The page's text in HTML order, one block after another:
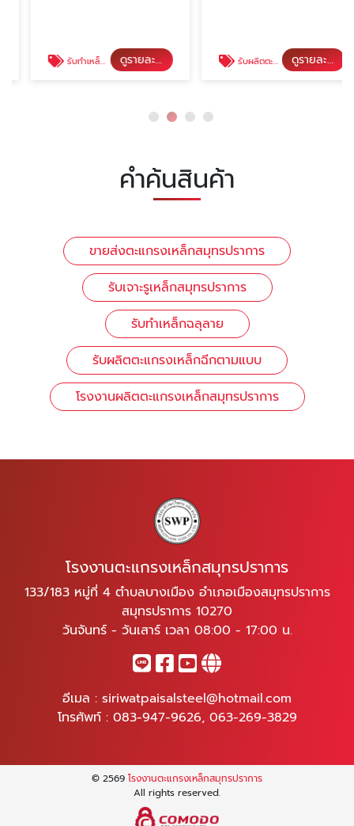
รับทำเหล็กฉลุลาย ดูรายละเอียด รับผลิตตะแกรงเหล็กฉีกตามแบบ ดูรายละเอียด
คำค้นสินค้า
ขายส่งตะแกรงเหล็กสมุทรปราการ
รับเจาะรูเหล็กสมุทรปราการ
รับทำเหล็กฉลุลาย
รับผลิตตะแกรงเหล็กฉีกตามแบบ
โรงงานผลิตตะแกรงเหล็กสมุทรปราการ
โรงงานตะแกรงเหล็กสมุทรปราการ
133/183 หมู่ที่ 4 ตำบลบางเมือง อำเภอเมืองสมุทรปราการ
สมุทรปราการ 10270
วันจันทร์ - วันเสาร์ เวลา 08:00 - 17:00 น.
อีเมล : siriwatpaisalsteel@hotmail.com
โทรศัพท์ : 083-947-9626, 063-269-3829
© 2569 โรงงานตะแกรงเหล็กสมุทรปราการ
All rights reserved.